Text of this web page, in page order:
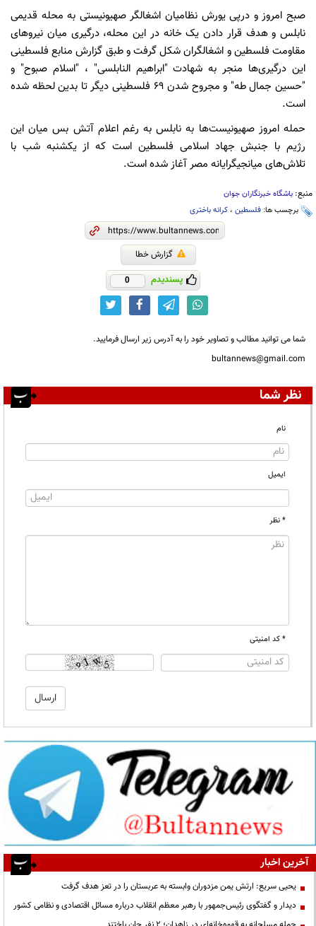
صبح امروز و درپی یورش نظامیان اشغالگر صهیونیستی به محله قدیمی
نابلس و هدف قرار دادن یک خانه در این محله، درگیری میان نیروهای
مقاومت فلسطین و اشغالگران شکل گرفت و طبق گزارش منابع فلسطینی
این درگیری‌ها منجر به شهادت "ابراهیم النابلسی" ، "اسلام صبوح" و
"حسین جمال طه" و مجروح شدن ۶۹ فلسطینی دیگر تا بدین لحظه شده
است.
حمله امروز صهیونیست‌ها به نابلس به رغم اعلام آتش بس میان این
رژیم با جنبش جهاد اسلامی فلسطین است که از یکشنبه شب با
تلاش‌های میانجیگرایانه مصر آغاز شده است.
منبع: باشگاه خبرنگاران جوان
برچسب ها: فلسطین ، کرانه باختری
گزارش خطا
پسندیدم 0
شما می توانید مطالب و تصاویر خود را به آدرس زیر ارسال فرمایید.
bultannews@gmail.com
نظر شما
نام
ایمیل
* نظر
* کد امنیتی
آخرین اخبار
یحیی سریع: ارتش یمن مزدوران وابسته به عربستان را در تعز هدف گرفت
دیدار و گفتگوی رئیس‌جمهور با رهبر معظم انقلاب درباره مسائل اقتصادی و نظامی کشور